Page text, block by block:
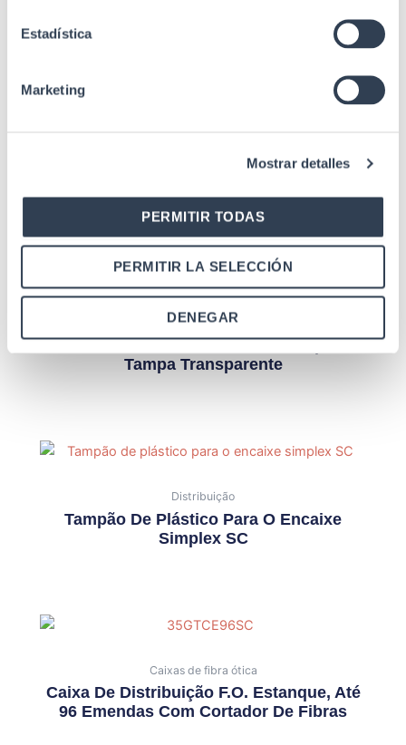
Estadística
Marketing
Mostrar detalles
PERMITIR TODAS
PERMITIR LA SELECCIÓN
DENEGAR
Produtos relacionados
Adaptador F.O. Fêmea Para Fêmea FTTH
Monomodo 9/125 Μm SC-APC Duplex,
Tampa Transparente
Distribuição
Tampão De Plástico Para O Encaixe
Simplex SC
Caixas de fibra ótica
Caixa De Distribuição F.O. Estanque, Até
96 Emendas Com Cortador De Fibras